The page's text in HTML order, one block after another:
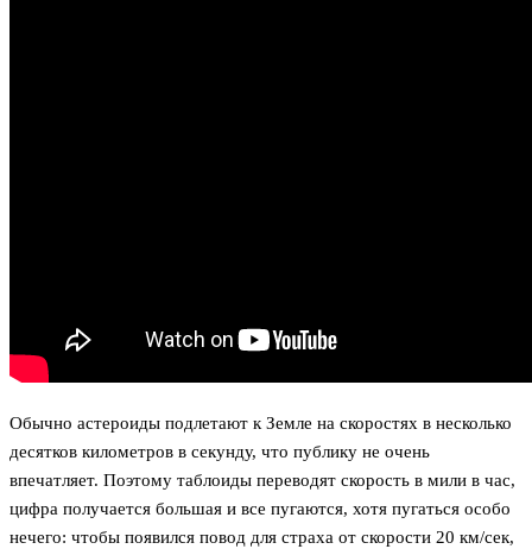
Обычно астероиды подлетают к Земле на скоростях в несколько
десятков километров в секунду, что публику не очень
впечатляет. Поэтому таблоиды переводят скорость в мили в час,
цифра получается большая и все пугаются, хотя пугаться особо
нечего: чтобы появился повод для страха от скорости 20 км/сек,